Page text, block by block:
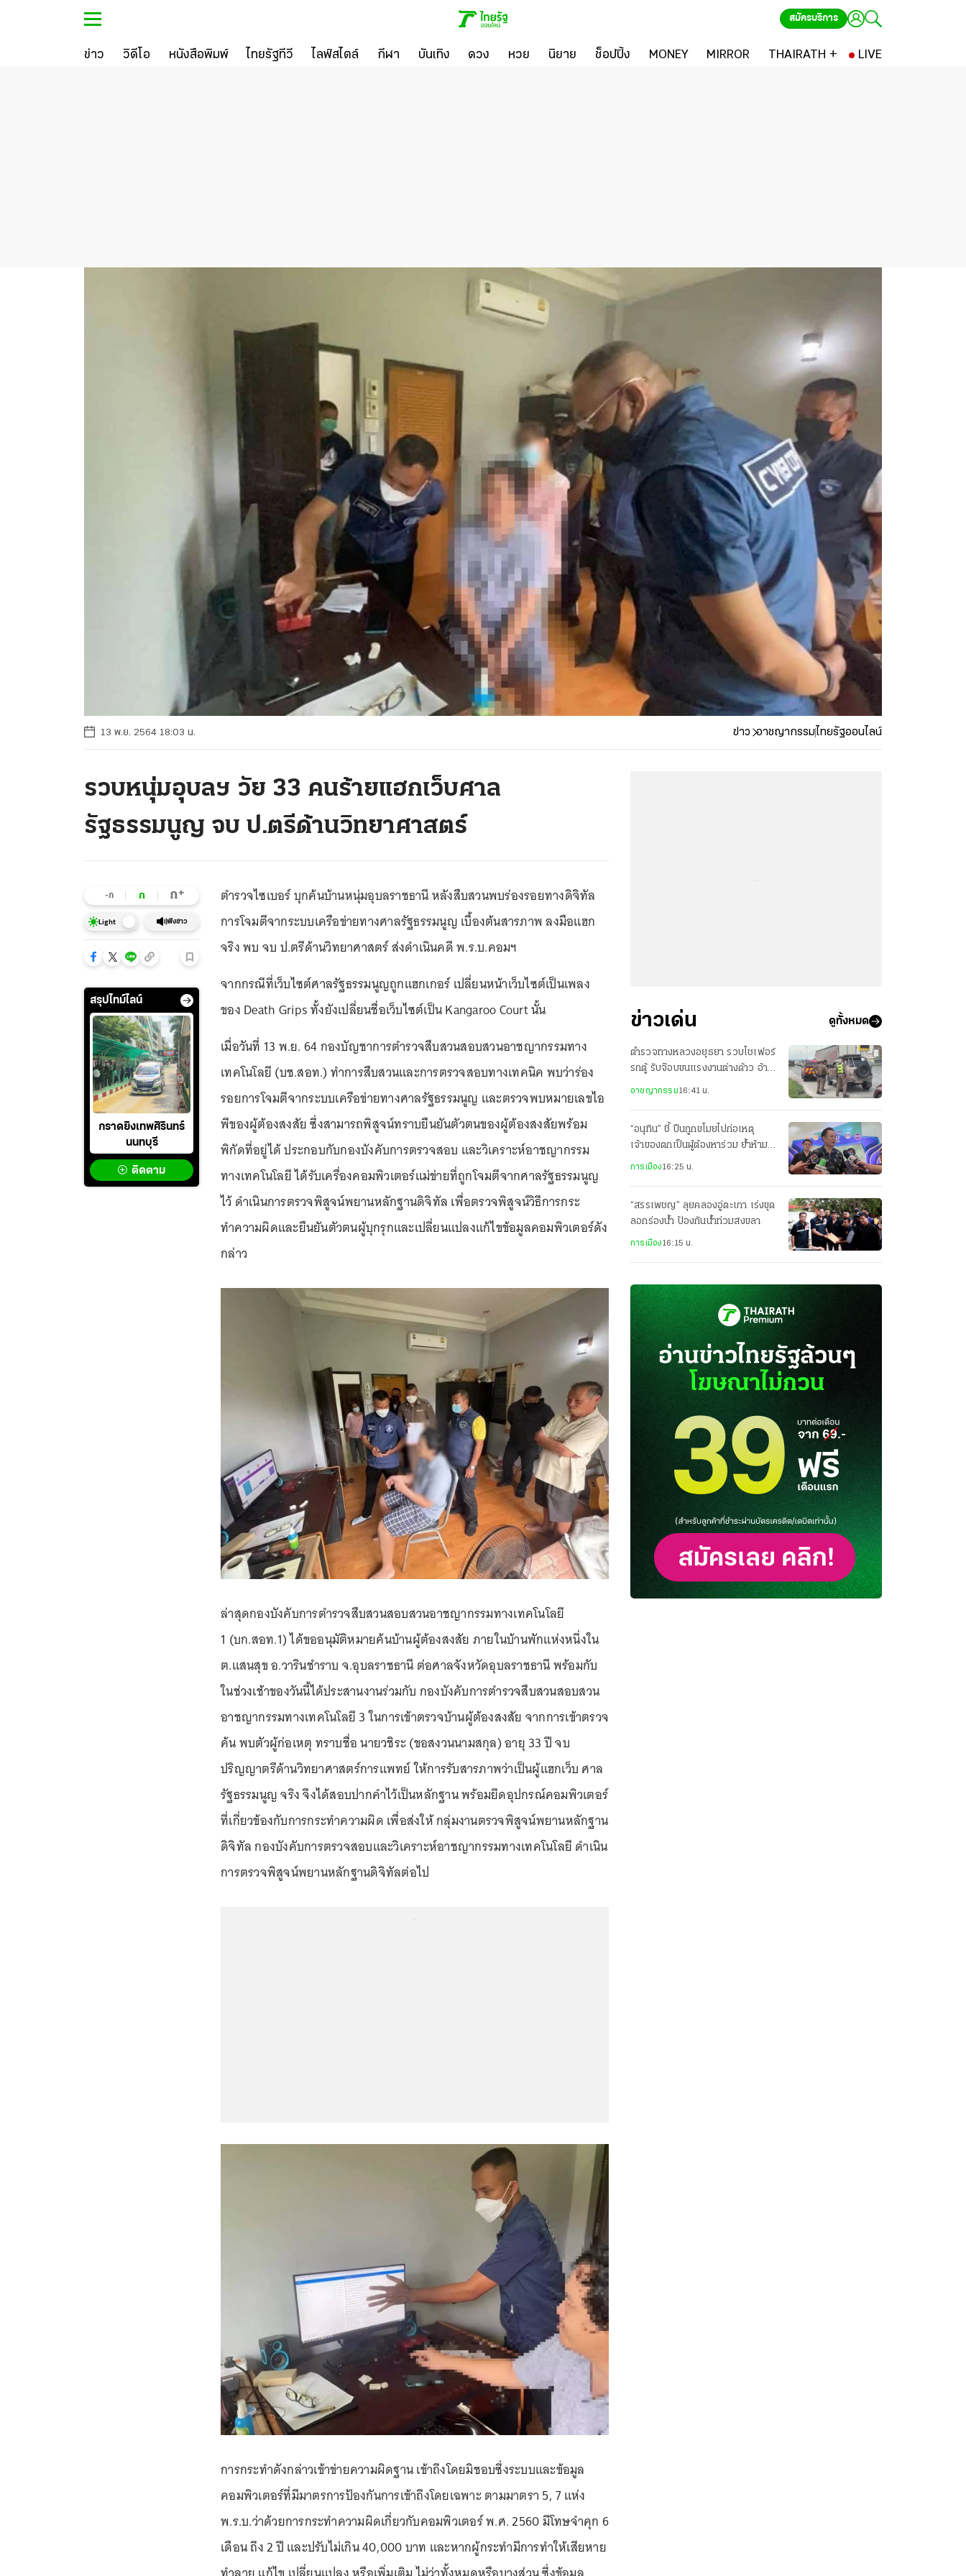
สมัครบริการ
ข่าว วิดีโอ หนังสือพิมพ์ ไทยรัฐทีวี ไลฟ์สไตล์ กีฬา บันเทิง ดวง หวย นิยาย ช็อปปิ้ง MONEY MIRROR THAIRATH + LIVE
13 พ.ย. 2564 18:03 น. ข่าว อาชญากรรมไทยรัฐออนไลน์
รวบหนุ่มอุบลฯ วัย 33 คนร้ายแฮกเว็บศาล
รัฐธรรมนูญ จบ ป.ตรีด้านวิทยาศาสตร์
-ก ก ก+
Light ฟังข่าว
สรุปไทม์ไลน์
กราดยิงเทพศิรินทร์
นนทบุรี
ติดตาม
ตำรวจไซเบอร์ บุกค้นบ้านหนุ่มอุบลราชธานี หลังสืบสวนพบร่องรอยทางดิจิทัล
การโจมตีจากระบบเครือข่ายทางศาลรัฐธรรมนูญ เบื้องต้นสารภาพ ลงมือแฮก
จริง พบ จบ ป.ตรีด้านวิทยาศาสตร์ ส่งดำเนินคดี พ.ร.บ.คอมฯ
จากกรณีที่เว็บไซต์ศาลรัฐธรรมนูญถูกแฮกเกอร์ เปลี่ยนหน้าเว็บไซต์เป็นเพลง
ของ Death Grips ทั้งยังเปลี่ยนชื่อเว็บไซต์เป็น Kangaroo Court นั้น
เมื่อวันที่ 13 พ.ย. 64 กองบัญชาการตำรวจสืบสวนสอบสวนอาชญากรรมทาง
เทคโนโลยี (บช.สอท.) ทำการสืบสวนและการตรวจสอบทางเทคนิค พบว่าร่อง
รอยการโจมตีจากระบบเครือข่ายทางศาลรัฐธรรมนูญ และตรวจพบหมายเลขไอ
พีของผู้ต้องสงสัย ซึ่งสามารถพิสูจน์ทราบยืนยันตัวตนของผู้ต้องสงสัยพร้อม
พิกัดที่อยู่ได้ ประกอบกับกองบังคับการตรวจสอบ และวิเคราะห์อาชญากรรม
ทางเทคโนโลยี ได้รับเครื่องคอมพิวเตอร์แม่ข่ายที่ถูกโจมตีจากศาลรัฐธรรมนูญ
ไว้ ดำเนินการตรวจพิสูจน์พยานหลักฐานดิจิทัล เพื่อตรวจพิสูจน์วิธีการกระ
ทำความผิดและยืนยันตัวตนผู้บุกรุกและเปลี่ยนแปลงแก้ไขข้อมูลคอมพิวเตอร์ดัง
กล่าว
ล่าสุดกองบังคับการตำรวจสืบสวนสอบสวนอาชญากรรมทางเทคโนโลยี
1 (บก.สอท.1) ได้ขออนุมัติหมายค้นบ้านผู้ต้องสงสัย ภายในบ้านพักแห่งหนึ่งใน
ต.แสนสุข อ.วารินชำราบ จ.อุบลราชธานี ต่อศาลจังหวัดอุบลราชธานี พร้อมกับ
ในช่วงเช้าของวันนี้ได้ประสานงานร่วมกับ กองบังคับการตำรวจสืบสวนสอบสวน
อาชญากรรมทางเทคโนโลยี 3 ในการเข้าตรวจบ้านผู้ต้องสงสัย จากการเข้าตรวจ
ค้น พบตัวผู้ก่อเหตุ ทราบชื่อ นายวชิระ (ขอสงวนนามสกุล) อายุ 33 ปี จบ
ปริญญาตรีด้านวิทยาศาสตร์การแพทย์ ให้การรับสารภาพว่าเป็นผู้แฮกเว็บ ศาล
รัฐธรรมนูญ จริง จึงได้สอบปากคำไว้เป็นหลักฐาน พร้อมยึดอุปกรณ์คอมพิวเตอร์
ที่เกี่ยวข้องกับการกระทำความผิด เพื่อส่งให้ กลุ่มงานตรวจพิสูจน์พยานหลักฐาน
ดิจิทัล กองบังคับการตรวจสอบและวิเคราะห์อาชญากรรมทางเทคโนโลยี ดำเนิน
การตรวจพิสูจน์พยานหลักฐานดิจิทัลต่อไป
การกระทำดังกล่าวเข้าข่ายความผิดฐาน เข้าถึงโดยมิชอบซึ่งระบบและข้อมูล
คอมพิวเตอร์ที่มีมาตรการป้องกันการเข้าถึงโดยเฉพาะ ตามมาตรา 5, 7 แห่ง
พ.ร.บ.ว่าด้วยการกระทำความผิดเกี่ยวกับคอมพิวเตอร์ พ.ศ. 2560 มีโทษจำคุก 6
เดือน ถึง 2 ปี และปรับไม่เกิน 40,000 บาท และหากผู้กระทำมีการทำให้เสียหาย
ข่าวเด่น ดูทั้งหมด
ตำรวจทางหลวงอยุธยา รวบโชเฟอร์
รถตู้ รับจ๊อบขนแรงงานต่างด้าว อ้าง
อาชญากรรม16:41 น.
“อนุทิน” ชี้ ปืนถูกขโมยไปก่อเหตุ
เจ้าของตกเป็นผู้ต้องหาร่วม ย้ำห้าม
พกปืนออกนอกเคหสถาน
การเมือง16:25 น.
“สรรเพชญ” ลุยคลองอู่ตะเภา เร่งขุด
ลอกร่องน้ำ ป้องกันน้ำท่วมสงขลา
การเมือง16:15 น.